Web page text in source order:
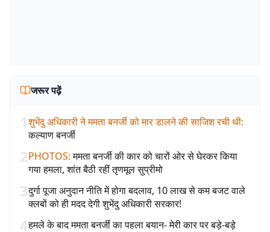
जरूर पढ़ें
1शुभेंदु अधिकारी ने ममता बनर्जी को मार डालने की साजिश रची थी:
कल्याण बनर्जी
2PHOTOS: ममता बनर्जी की कार को चारों ओर से घेरकर किया
गया हमला, शांत बैठी रहीं तृणमूल सुप्रीमो
3दुर्गा पूजा अनुदान नीति में होगा बदलाव, 10 लाख से कम बजट वाले
क्लबों को ही मदद देगी शुभेंदु अधिकारी सरकार!
4हमले के बाद ममता बनर्जी का पहला बयान- मेरी कार पर बड़े-बड़े